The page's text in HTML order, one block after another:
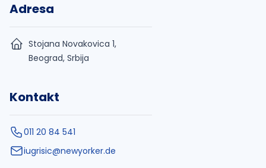
Adresa
Stojana Novakovica 1,
Beograd, Srbija
Kontakt
011 20 84 541
iugrisic@newyorker.de